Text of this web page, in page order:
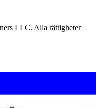
LLC. Alla rättigheter